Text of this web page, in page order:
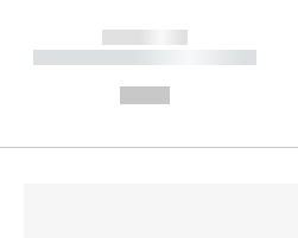
------------
----------- ----------- --------